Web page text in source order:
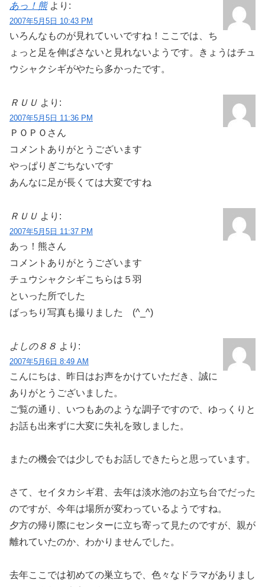
あっ！熊 より:
2007年5月5日 10:43 PM
いろんなものが見れていいですね！ここでは、ち
ょっと足を伸ばさないと見れないようです。きょうはチュ
ウシャクシギがやたら多かったです。
ＲＵＵ より:
2007年5月5日 11:36 PM
ＰＯＰＯさん
コメントありがとうございます
やっぱりぎごちないです
あんなに足が長くては大変ですね
ＲＵＵ より:
2007年5月5日 11:37 PM
あっ！熊さん
コメントありがとうございます
チュウシャクシギこちらは５羽
といった所でした
ばっちり写真も撮りました (^_^)
よしの８８ より:
2007年5月6日 8:49 AM
こんにちは、昨日はお声をかけていただき、誠に
ありがとうございました。
ご覧の通り、いつもあのような調子ですので、ゆっくりと
お話も出来ずに大変に失礼を致しました。
またの機会では少しでもお話しできたらと思っています。
さて、セイタカシギ君、去年は淡水池のお立ち台でだった
のですが、今年は場所が変わっているようですね。
夕方の帰り際にセンターに立ち寄って見たのですが、親が
離れていたのか、わかりませんでした。
去年ここでは初めての巣立ちで、色々なドラマがありまし